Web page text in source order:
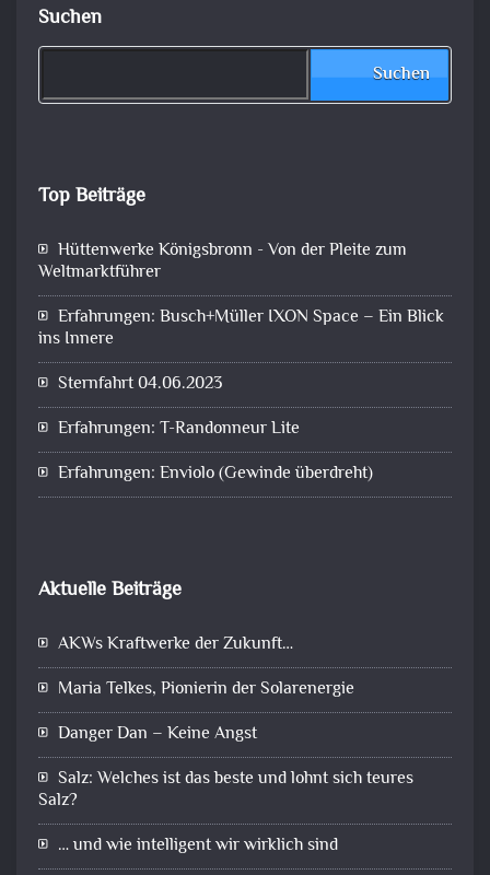
Suchen
Suchen
Top Beiträge
Hüttenwerke Königsbronn - Von der Pleite zum
Weltmarktführer
Erfahrungen: Busch+Müller IXON Space – Ein Blick
ins Innere
Sternfahrt 04.06.2023
Erfahrungen: T-Randonneur Lite
Erfahrungen: Enviolo (Gewinde überdreht)
Aktuelle Beiträge
AKWs Kraftwerke der Zukunft…
Maria Telkes, Pionierin der Solarenergie
Danger Dan – Keine Angst
Salz: Welches ist das beste und lohnt sich teures
Salz?
… und wie intelligent wir wirklich sind